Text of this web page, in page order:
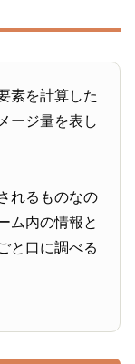
素を計算した
ージ量を表し
れるものなの
ム内の情報と
と口に調べる